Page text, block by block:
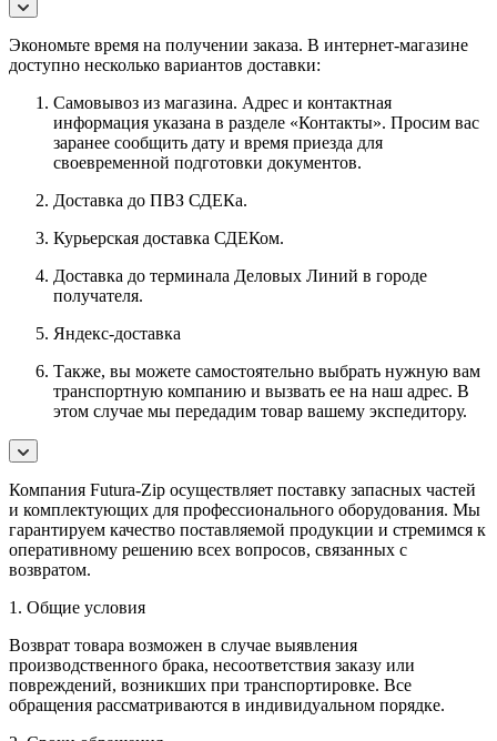
Экономьте время на получении заказа. В интернет-магазине
доступно несколько вариантов доставки:
Самовывоз из магазина. Адрес и контактная
информация указана в разделе «Контакты». Просим вас
заранее сообщить дату и время приезда для
своевременной подготовки документов.
Доставка до ПВЗ СДЕКа.
Курьерская доставка СДЕКом.
Доставка до терминала Деловых Линий в городе
получателя.
Яндекс-доставка
Также, вы можете самостоятельно выбрать нужную вам
транспортную компанию и вызвать ее на наш адрес. В
этом случае мы передадим товар вашему экспедитору.
Компания Futura-Zip осуществляет поставку запасных частей
и комплектующих для профессионального оборудования. Мы
гарантируем качество поставляемой продукции и стремимся к
оперативному решению всех вопросов, связанных с
возвратом.
1. Общие условия
Возврат товара возможен в случае выявления
производственного брака, несоответствия заказу или
повреждений, возникших при транспортировке. Все
обращения рассматриваются в индивидуальном порядке.